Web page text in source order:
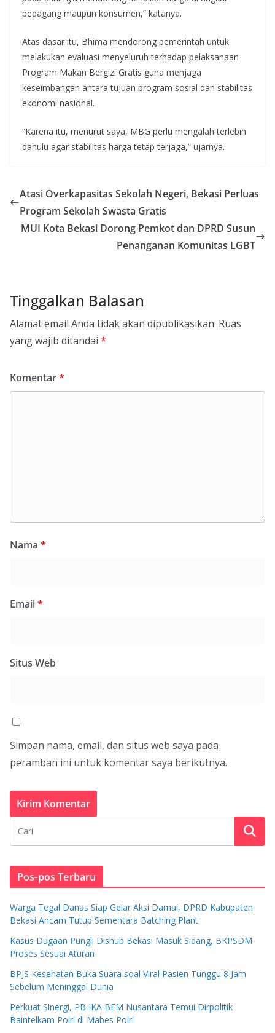
pedagang maupun konsumen,” katanya.
Atas dasar itu, Bhima mendorong pemerintah untuk
melakukan evaluasi menyeluruh terhadap pelaksanaan
Program Makan Bergizi Gratis guna menjaga
keseimbangan antara tujuan program sosial dan stabilitas
ekonomi nasional.
“Karena itu, menurut saya, MBG perlu mengalah terlebih
dahulu agar stabilitas harga tetap terjaga,” ujarnya.
Atasi Overkapasitas Sekolah Negeri, Bekasi Perluas
Program Sekolah Swasta Gratis
MUI Kota Bekasi Dorong Pemkot dan DPRD Susun
Penanganan Komunitas LGBT
Tinggalkan Balasan
Alamat email Anda tidak akan dipublikasikan. Ruas
yang wajib ditandai *
Komentar*
Nama *
Email*
Situs Web
Simpan nama, email, dan situs web saya pada
peramban ini untuk komentar saya berikutnya.
Pos-pos Terbaru
Warga Tegal Danas Siap Gelar Aksi Damai, DPRD Kabupaten
Bekasi Ancam Tutup Sementara Batching Plant
Kasus Dugaan Pungli Dishub Bekasi Masuk Sidang, BKPSDM
Proses Sesuai Aturan
BPJS Kesehatan Buka Suara soal Viral Pasien Tunggu 8 Jam
Sebelum Meninggal Dunia
Perkuat Sinergi, PB IKA BEM Nusantara Temui Dirpolitik
Baintelkam Polri di Mabes Polri